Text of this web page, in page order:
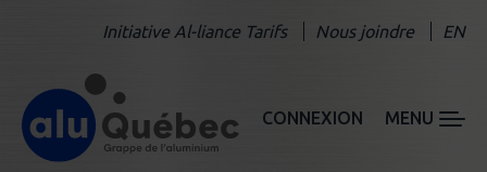
Initiative Al-liance Tarifs Nous joindre EN
CONNEXION MENU